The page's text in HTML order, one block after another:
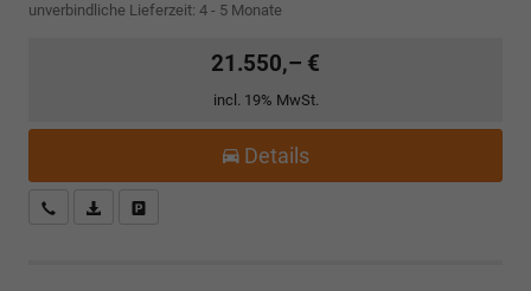
unverbindliche Lieferzeit: 4 - 5 Monate
21.550,– €
incl. 19% MwSt.
Details
Kostenloser Rückruf-Service
PDF-Datei, Fahrzeugexposé drucken